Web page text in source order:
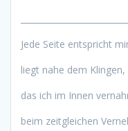
Jede Seite entspricht
liegt nahe dem Klingen,
das ich im Innen
beim zeitgleichen